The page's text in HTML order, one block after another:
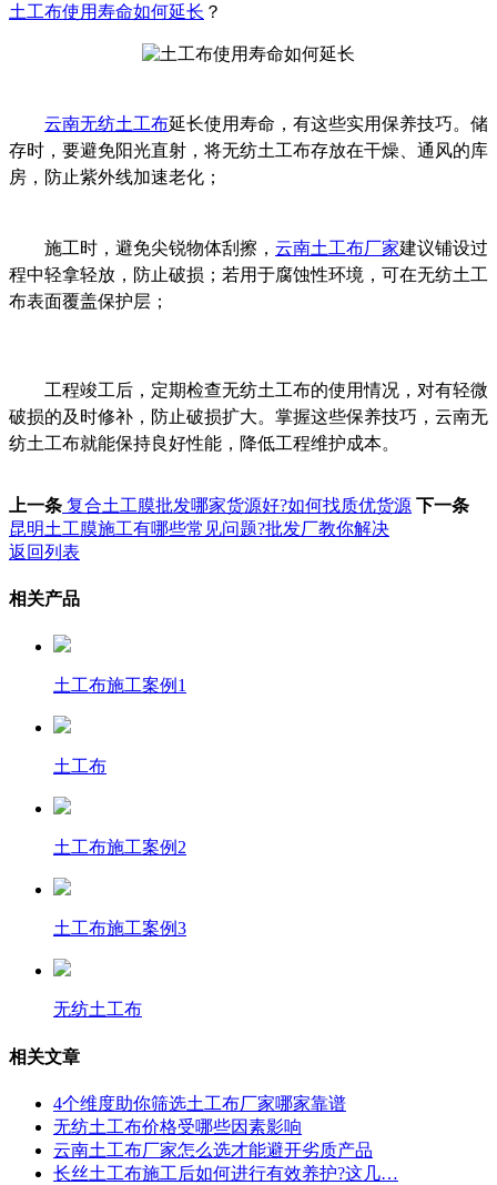
土工布使用寿命如何延长 ？
云南无纺土工布延长使用寿命，有这些实用保养技巧。储
存时，要避免阳光直射，将无纺土工布存放在干燥、通风的库
房，防止紫外线加速老化；
施工时，避免尖锐物体刮擦， 云南土工布厂家建议铺设过
程中轻拿轻放，防止破损；若用于腐蚀性环境，可在无纺土工
布表面覆盖保护层；
工程竣工后，定期检查无纺土工布的使用情况，对有轻微
破损的及时修补，防止破损扩大。掌握这些保养技巧，云南无
纺土工布就能保持良好性能，降低工程维护成本。
上一条 复合土工膜批发哪家货源好?如何找质优货源 下一条
昆明土工膜施工有哪些常见问题?批发厂教你解决
返回列表
相关产品
土工布施工案例1
土工布
土工布施工案例2
土工布施工案例3
无纺土工布
相关文章
4个维度助你筛选土工布厂家哪家靠谱
无纺土工布价格受哪些因素影响
云南土工布厂家怎么选才能避开劣质产品
长丝土工布施工后如何进行有效养护?这几…